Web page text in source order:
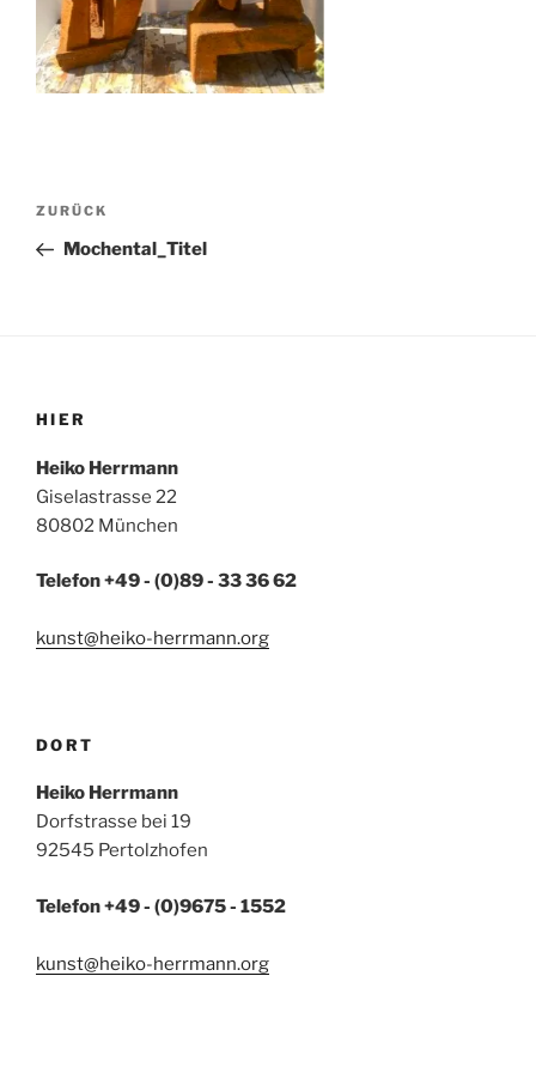
Beitragsnavigation
Vorheriger
Beitrag
ZURÜCK
Mochental_Titel
HIER
Heiko Herrmann
Giselastrasse 22
80802 München
Telefon +49 - (0)89 - 33 36 62
kunst@heiko-herrmann.org
DORT
Heiko Herrmann
Dorfstrasse bei 19
92545 Pertolzhofen
Telefon +49 - (0)9675 - 1552
kunst@heiko-herrmann.org